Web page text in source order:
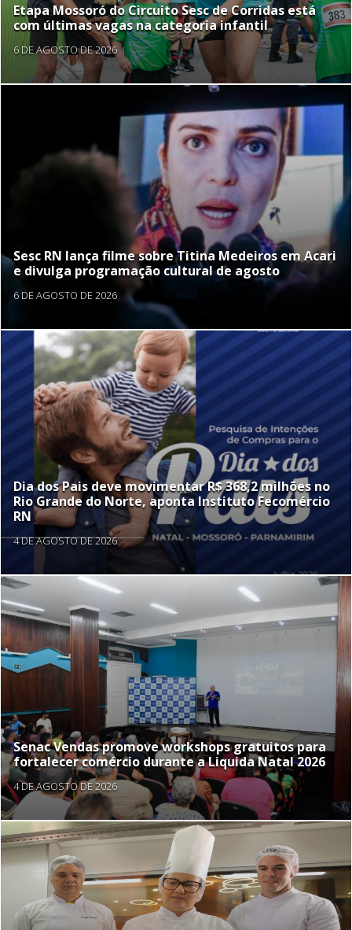
Etapa Mossoró do Circuito Sesc de Corridas está
com últimas vagas na categoria infantil
6 DE AGOSTO DE 2026
Sesc RN lança filme sobre Titina Medeiros em Acari
e divulga programação cultural de agosto
6 DE AGOSTO DE 2026
Dia dos Pais deve movimentar R$ 368,2 milhões no
Rio Grande do Norte, aponta Instituto Fecomércio
RN
4 DE AGOSTO DE 2026
Senac Vendas promove workshops gratuitos para
fortalecer comércio durante a Liquida Natal 2026
4 DE AGOSTO DE 2026